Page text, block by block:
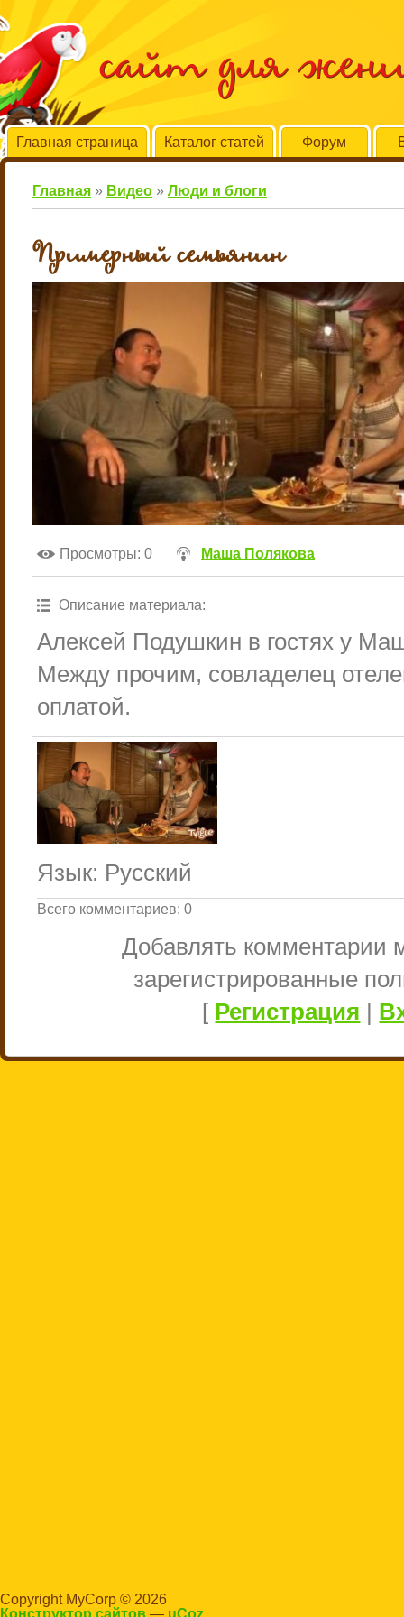
сайт для
Главная страница Каталог статей Форум
Главная » Видео » Люди и блоги
Примерный семьянин
Просмотры: 0 Маша Полякова
Описание материала:
Алексей Подушкин в гостях у
Между прочим, совладелец
оплатой.
Язык: Русский
Всего комментариев: 0
Добавлять комментарии
зарегистрированные
[ Регистрация |
Copyright MyCorp © 2026
Конструктор сайтов — uCoz